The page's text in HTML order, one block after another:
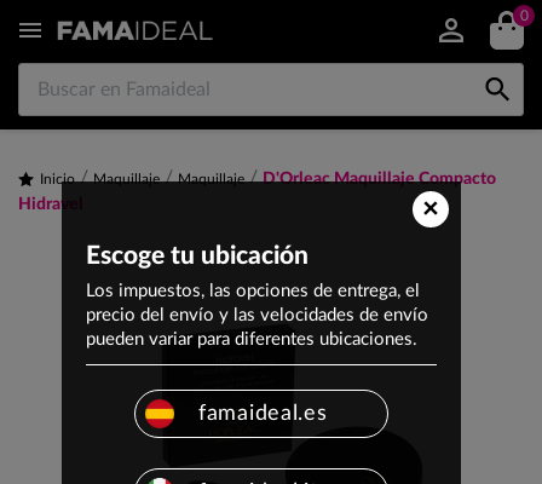
 0

Inicio Maquillaje Maquillaje
D'Orleac Maquillaje Compacto
Hidravel
×
Escoge tu ubicación
Los impuestos, las opciones de entrega, el
precio del envío y las velocidades de envío
pueden variar para diferentes ubicaciones.
famaideal.es